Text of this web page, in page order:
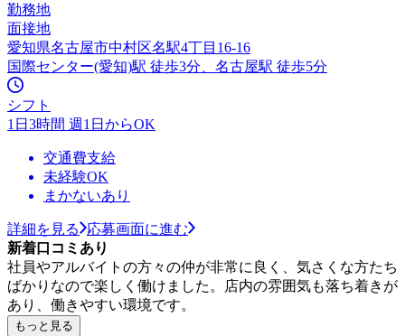
勤務地
面接地
愛知県名古屋市中村区名駅4丁目16-16
国際センター(愛知)駅 徒歩3分、名古屋駅 徒歩5分
シフト
1日3時間 週1日からOK
交通費支給
未経験OK
まかないあり
詳細を見る
応募画面に進む
新着口コミあり
社員やアルバイトの方々の仲が非常に良く、気さくな方たち
ばかりなので楽しく働けました。店内の雰囲気も落ち着きが
あり、働きやすい環境です。
もっと見る